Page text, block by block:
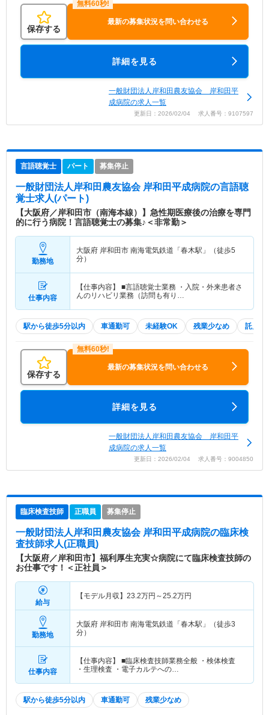
保存する
最新の募集状況を問い合わせる
詳細を見る
一般財団法人岸和田農友協会 岸和田平
成病院の求人一覧
更新日：2026/02/04 求人番号：9107597
言語聴覚士 パート 募集停止
一般財団法人岸和田農友協会 岸和田平成病院の言語聴
覚士求人(パート)
【大阪府／岸和田市（南海本線）】急性期医療後の治療を専門
的に行う病院！言語聴覚士の募集♪＜非常勤＞
勤務地
大阪府 岸和田市 南海電気鉄道「春木駅」（徒歩5
分）
仕事内容
【仕事内容】 ■言語聴覚士業務 ・入院・外来患者さ
んのリハビリ業務（訪問も有り…
駅から徒歩5分以内 車通勤可 未経験OK 残業少なめ 託児所
保存する
最新の募集状況を問い合わせる
詳細を見る
一般財団法人岸和田農友協会 岸和田平
成病院の求人一覧
更新日：2026/02/04 求人番号：9004850
臨床検査技師 正職員 募集停止
一般財団法人岸和田農友協会 岸和田平成病院の臨床検
査技師求人(正職員)
【大阪府／岸和田市】福利厚生充実☆病院にて臨床検査技師の
お仕事です！＜正社員＞
給与
【モデル月収】 23.2万円～25.2万円
勤務地
大阪府 岸和田市 南海電気鉄道「春木駅」（徒歩3
分）
仕事内容
【仕事内容】 ■臨床検査技師業務全般 ・検体検査
・生理検査 ・電子カルテへの…
駅から徒歩5分以内 車通勤可 残業少なめ